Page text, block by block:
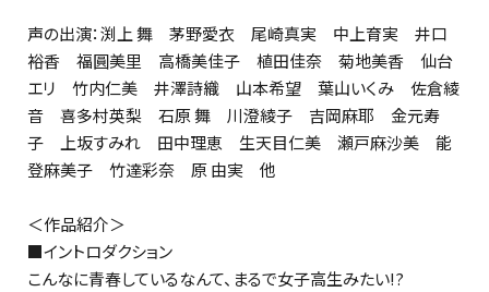
声の出演：渕上 舞 茅野愛衣 尾崎真実 中上育実 井口
裕香 福圓美里 高橋美佳子 植田佳奈 菊地美香 仙台
エリ 竹内仁美 井澤詩織 山本希望 葉山いくみ 佐倉綾
音 喜多村英梨 石原 舞 川澄綾子 吉岡麻耶 金元寿
子 上坂すみれ 田中理恵 生天目仁美 瀬戸麻沙美 能
登麻美子 竹達彩奈 原 由実 他
＜作品紹介＞
■イントロダクション
こんなに青春しているなんて、まるで女子高生みたい――!?